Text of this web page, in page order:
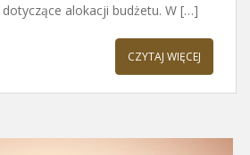
dotyczące alokacji budżetu. W […]
CZYTAJ WIĘCEJ